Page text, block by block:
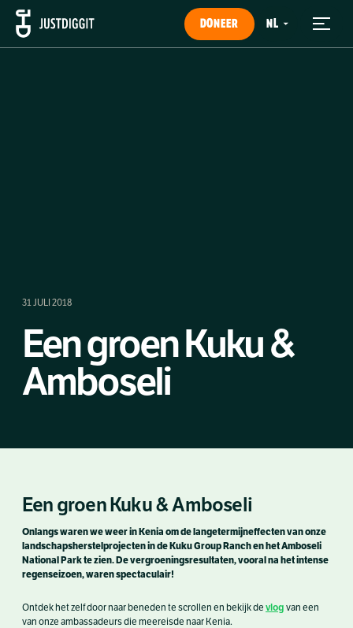
DONEER
31 JULI 2018
Een groen Kuku &
Amboseli
Een groen Kuku & Amboseli
Onlangs waren we weer in Kenia om de langetermijneffecten van onze
landschapsherstelprojecten in de Kuku Group Ranch en het Amboseli
National Park te zien. De vergroeningsresultaten, vooral na het intense
regenseizoen, waren spectaculair!
Ontdek het zelf door naar beneden te scrollen en bekijk de vlog van een
van onze ambassadeurs die meereisde naar Kenia.